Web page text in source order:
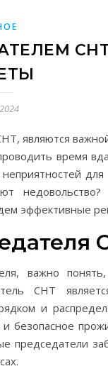
являются
время
недовольство?
эффективные
важно
СНТ
и
безопасное
председатели